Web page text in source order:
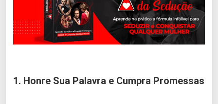
1. Honre Sua Palavra e Cumpra Promessas